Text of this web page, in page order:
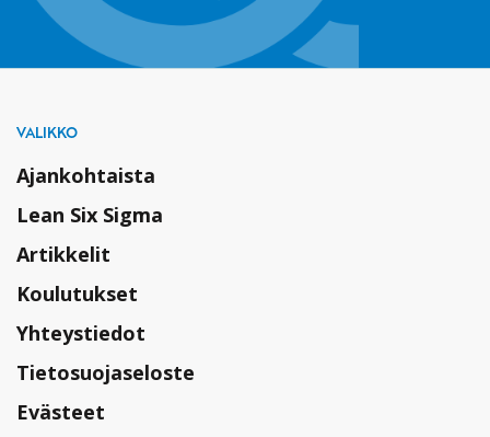
VALIKKO
Ajankohtaista
Lean Six Sigma
Artikkelit
Koulutukset
Yhteystiedot
Tietosuojaseloste
Evästeet